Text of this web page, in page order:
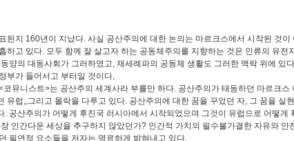
된지 160년이 지났다. 사실 공산주의에 대한 논의는 마르크스에서 시작된 것
하고 있다. 모두 함께 잘 살고자 하는 공동체주의를 지향하는 것은 인류의 유전
양의 대동사회가 그러하였고, 재세례파의 공동체 생활도 그러한 맥락 위에 있
부가 들어서고 부터일 것이다,
코뮤니스트>는 공산주의 세계사라 부를만 하다. 공산주의가 태동하던 마르크
유럽,,그리고 몰락을 다루고 있다. 공산주의에 대한 꿈을 꾸었던 자, 그 꿈을 실
. 공산주의가 어떻게 후진국 러시아에서 시작되었으며 그것이 유럽으로 어떻게
인간다운 세상을 추구하지 않았던가? 인간적 가치의 필수불가결한 자유와 안
필연적 요소들을 저자는 명료하게 밝혀내고 있다.